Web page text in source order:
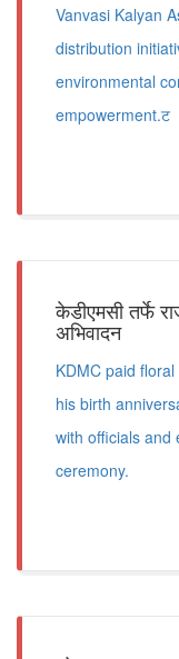
Vanvasi Kalyan
distribution
environmental
empowerment.ट
केडीएमसी तर्फे
अभिवादन
KDMC paid
his birth
with officials and
ceremony.